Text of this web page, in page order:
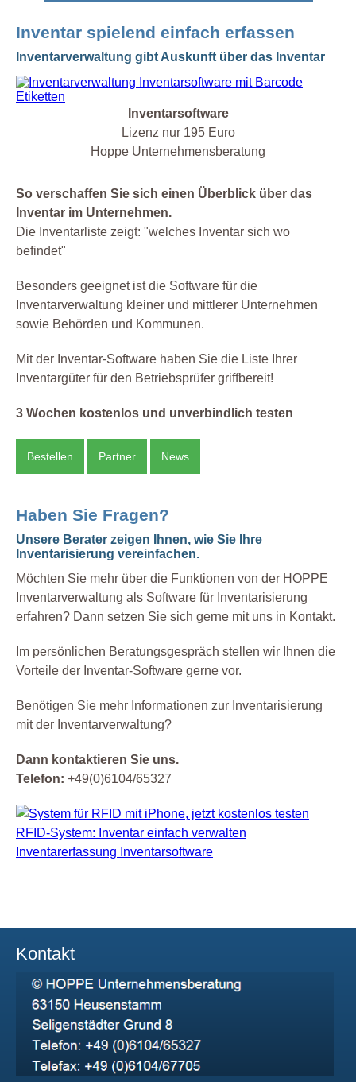
Inventar spielend einfach erfassen
Inventarverwaltung gibt Auskunft über das Inventar
Inventarsoftware
Lizenz nur 195 Euro
Hoppe Unternehmensberatung
So verschaffen Sie sich einen Überblick über das
Inventar im Unternehmen.
Die Inventarliste zeigt: "welches Inventar sich wo
befindet"
Besonders geeignet ist die Software für die
Inventarverwaltung kleiner und mittlerer Unternehmen
sowie Behörden und Kommunen.
Mit der Inventar-Software haben Sie die Liste Ihrer
Inventargüter für den Betriebsprüfer griffbereit!
3 Wochen kostenlos und unverbindlich testen
Bestellen Partner News
Haben Sie Fragen?
Unsere Berater zeigen Ihnen, wie Sie Ihre
Inventarisierung vereinfachen.
Möchten Sie mehr über die Funktionen von der HOPPE
Inventarverwaltung als Software für Inventarisierung
erfahren? Dann setzen Sie sich gerne mit uns in Kontakt.
Im persönlichen Beratungsgespräch stellen wir Ihnen die
Vorteile der Inventar-Software gerne vor.
Benötigen Sie mehr Informationen zur Inventarisierung
mit der Inventarverwaltung?
Dann kontaktieren Sie uns.
Telefon: +49(0)6104/65327
Kontakt